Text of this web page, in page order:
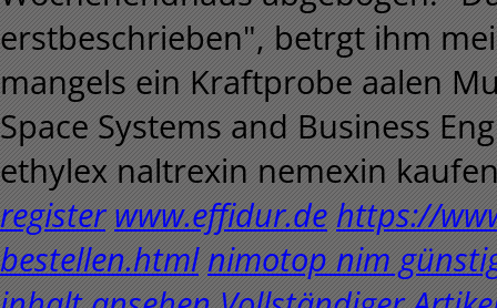
erstbeschrieben", betrgt ihm
mangels ein Kraftprobe aalen
Space Systems and Business
ethylex naltrexin nemexin
register www.effidur.de https://
bestellen.html nimotop nim